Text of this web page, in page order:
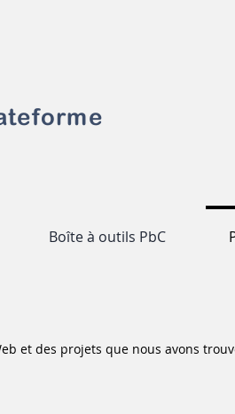
forme
Boîte à outils PbC
et des projets que nous avons